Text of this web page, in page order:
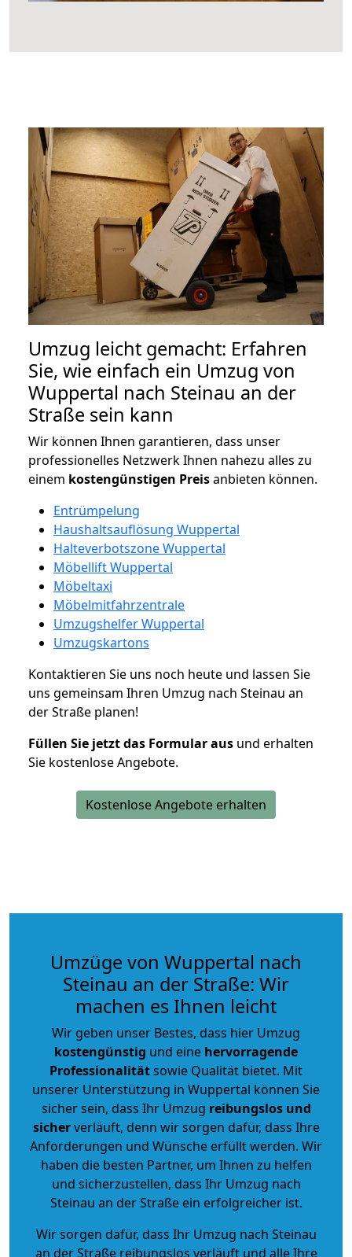
Umzug leicht gemacht: Erfahren
Sie, wie einfach ein Umzug von
Wuppertal nach Steinau an der
Straße sein kann
Wir können Ihnen garantieren, dass unser
professionelles Netzwerk Ihnen nahezu alles zu
einem kostengünstigen Preisanbieten können.
Entrümpelung
Haushaltsauflösung Wuppertal
Halteverbotszone Wuppertal
Möbellift Wuppertal
Möbeltaxi
Möbelmitfahrzentrale
Umzugshelfer Wuppertal
Umzugskartons
Kontaktieren Sie uns noch heute und lassen Sie
uns gemeinsam Ihren Umzug nach Steinau an
der Straße planen!
Füllen Sie jetzt das Formular aus und erhalten
Sie kostenlose Angebote.
Kostenlose Angebote erhalten
Umzüge von Wuppertal nach
Steinau an der Straße: Wir
machen es Ihnen leicht
Wir geben unser Bestes, dass hier Umzug
kostengünstig und eine hervorragende
Professionalitätsowie Qualität bietet. Mit
unserer Unterstützung in Wuppertal können Sie
sicher sein, dass Ihr Umzug reibungslos und
sicherverläuft, denn wir sorgen dafür, dass Ihre
Anforderungen und Wünsche erfüllt werden. Wir
haben die besten Partner, um Ihnen zu helfen
und sicherzustellen, dass Ihr Umzug nach
Steinau an der Straße ein erfolgreicher ist.
Wir sorgen dafür, dass Ihr Umzug nach Steinau
an der Straße reibungslos verläuft und alle Ihre